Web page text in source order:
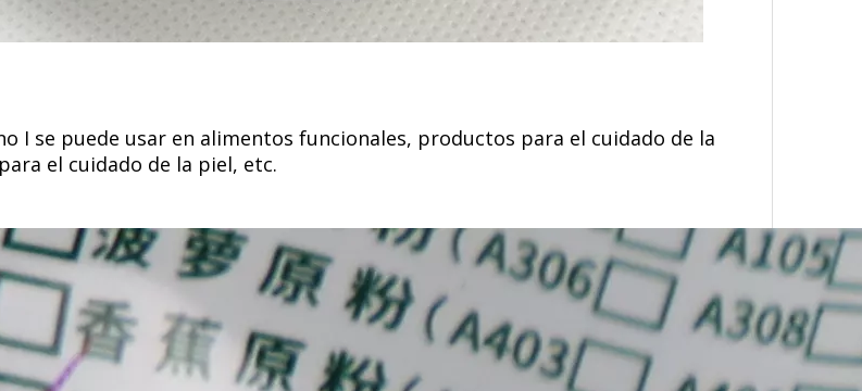
I se puede usar en alimentos funcionales, productos para el cuidado de la
el cuidado de la piel, etc.